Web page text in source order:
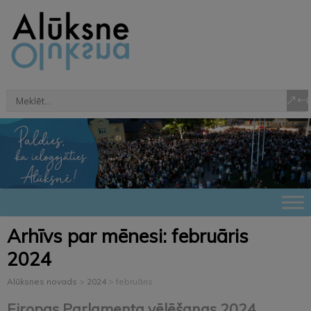
Arhīvs par mēnesi: februāris
2024
Alūksnes novads > 2024 > februāris